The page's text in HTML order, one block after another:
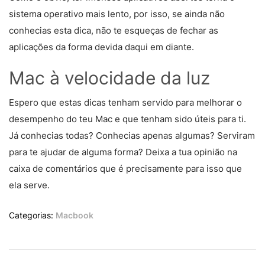
sistema operativo mais lento, por isso, se ainda não
conhecias esta dica, não te esqueças de fechar as
aplicações da forma devida daqui em diante.
Mac à velocidade da luz
Espero que estas dicas tenham servido para melhorar o
desempenho do teu Mac e que tenham sido úteis para ti.
Já conhecias todas? Conhecias apenas algumas? Serviram
para te ajudar de alguma forma? Deixa a tua opinião na
caixa de comentários que é precisamente para isso que
ela serve.
Categorias: Macbook